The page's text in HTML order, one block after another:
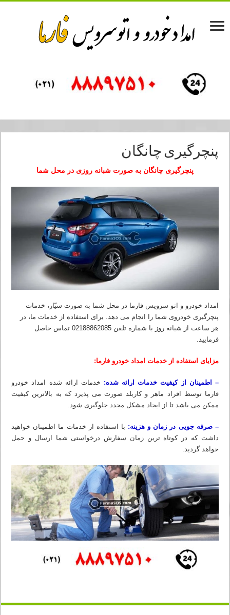
پنچرگیری چانگان
پنچرگیری چانگان به صورت شبانه روزی در محل شما
امداد خودرو و اتو سرویس فارما در محل شما به صورت سیّار، خدمات
پنچرگیری خودروی شما را انجام می دهد. برای استفاده از خدمات ما، در
هر ساعت از شبانه روز با شماره تلفن 02188862085 تماس حاصل
فرمایید.
مزایای استفاده از خدمات امداد خودرو فارما:
– اطمینان از کیفیت خدمات ارائه شده: خدمات ارائه شده امداد خودرو
فارما توسط افراد ماهر و کاربلد صورت می پذیرد که به بالاترین کیفیت
ممکن می باشد تا از ایجاد مشکل مجدد جلوگیری شود.
– صرفه جویی در زمان و هزینه: با استفاده از خدمات ما اطمینان خواهید
داشت که در کوتاه ترین زمان سفارش درخواستی شما ارسال و حمل
خواهد گردید.